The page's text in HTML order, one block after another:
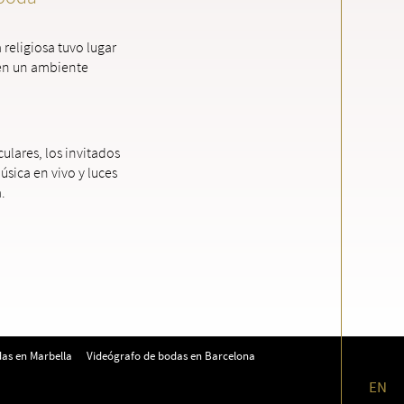
religiosa tuvo lugar
un ambiente
los invitados
en vivo y luces
en Marbella Videógrafo de bodas en Barcelona
EN